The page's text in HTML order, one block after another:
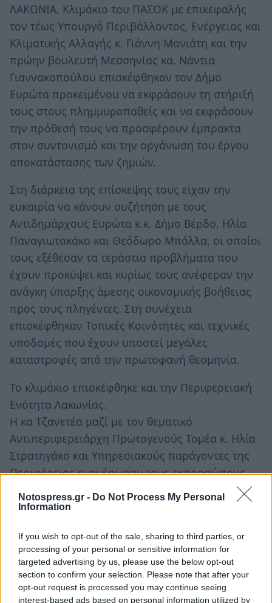
Notospress.gr - Do Not Process My Personal
Information
If you wish to opt-out of the sale, sharing to third parties, or
processing of your personal or sensitive information for
targeted advertising by us, please use the below opt-out
section to confirm your selection. Please note that after your
opt-out request is processed you may continue seeing
interest-based ads based on personal information utilized by
ΛΑΚΩΝΙΑ. Κλιμάκιο του ΠΑΣΟΚ με επικεφαλής
τον τέως Υπουργό Περιβάλλοντος, Ενέργειας και
Κλιματικής Αλλαγής κ. Γιάννη Μανιάτη και την
πρώην βουλευτή Μεσσηνίας κα. Νάντια
Γιαννακοπούλου επισκέφθηκαν τον Δήμο
Ευρώτα προκειμένου να εκφράσουν τη στήριξή
τους στους πλημμυροπαθείς και να εκφράσουν
την πρόθεσή τους να προσφέρουν έμπρακτα
στον συντονισμό και την οργάνωση του έργου
αποκατάστασης των ζημιών.
Στη διάρκεια της επίσκεψης τους είχαν την
ευκαιρία να κάνουν συζήτηση με τους
Αντιδημάρχους Ευρώτα κ.κ. Δήμο Βέρδο, Ηλία
Παναγιωτακάκο και Θεόδωρο Μπόλλα, οι οποίοι
τους εξέθεσαν τα τεράστια προβλήματα που
έχουν προκύψει και κυρίως τους ανέφεραν την
ανάγκη ύπαρξης άμεσης οικονομικής βοήθειας
προς τους πληγέντες. Στη συνέχεια
επισκέφθηκαν Τοπικές Κοινότητες και τεχνικές
υποδομές που έχουν υποστεί μεγάλες
καταστροφές από την πρωτοφανή θεομηνία.
Το κλιμάκιο επισκέφθηκε και την Περιφερειακή
Ενότητα Λακωνίας.
Η κα Τζανετέα μαζί με τον θεματικό
Αντιπεριφερειάρχη Πρωτογενούς Τομέα κ. Ηλία
Στρατηγάκο και Υπηρεσιακούς παράγοντες της
Περιφέρειας ενημέρωσαν τους εκπροσώπους
των πολιτικών φορέων για το μέγεθος της
καταστροφής που έχει υποστεί η ΠΕ Λακωνίας
επαρχιακό,δημοτικό δίκτυο, αγροτική οδοποιία)
, αγροτικές καλλιέργειες, δίκτυα ύδρευσης και
αποχέτευσης,ιδιοκτησίες πολιτών, επιχειρήσεις,
απώλειες σε φυτικό και ζωϊκό κεφάλαιο,